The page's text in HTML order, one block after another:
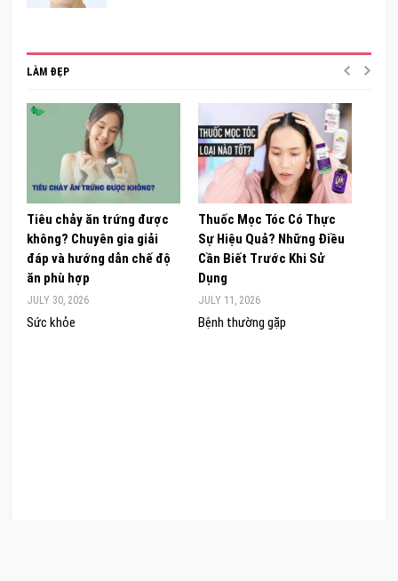
LÀM ĐẸP
Tiêu chảy ăn trứng được
không? Chuyên gia giải
đáp và hướng dẫn chế độ
ăn phù hợp
JULY 30, 2026
Sức khỏe
Thuốc Mọc Tóc Có Thực
Sự Hiệu Quả? Những Điều
Cần Biết Trước Khi Sử
Dụng
JULY 11, 2026
Bệnh thường gặp